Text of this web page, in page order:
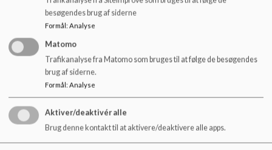
Mødetiden i UCM (Udviklingscenter Mellemtrin) er således:
Tirsdag 8.00 - 14.00
Onsdag 8.00 - 14.00
Torsdag 8.00 - 13.00
Fredag 8.00 - 13.00
Mødetiden i UCO (Udviklingscenter Overbygning) er således:
Mandag 8.00 - 14.00
Tirsdag 8.00 - 14.45
besøgendes brug af siderne
Formål : Analyse
Matomo
Trafikanalyse fra Matomo som bruges til at følge de besøgendes
brug af siderne.
Formål: Analyse
Aktiver/deaktivér alle
Brug denne kontakt til at aktivere/deaktivere alle apps.